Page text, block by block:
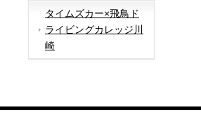
タイムズカー×飛鳥ド
ライビングカレッジ川
崎